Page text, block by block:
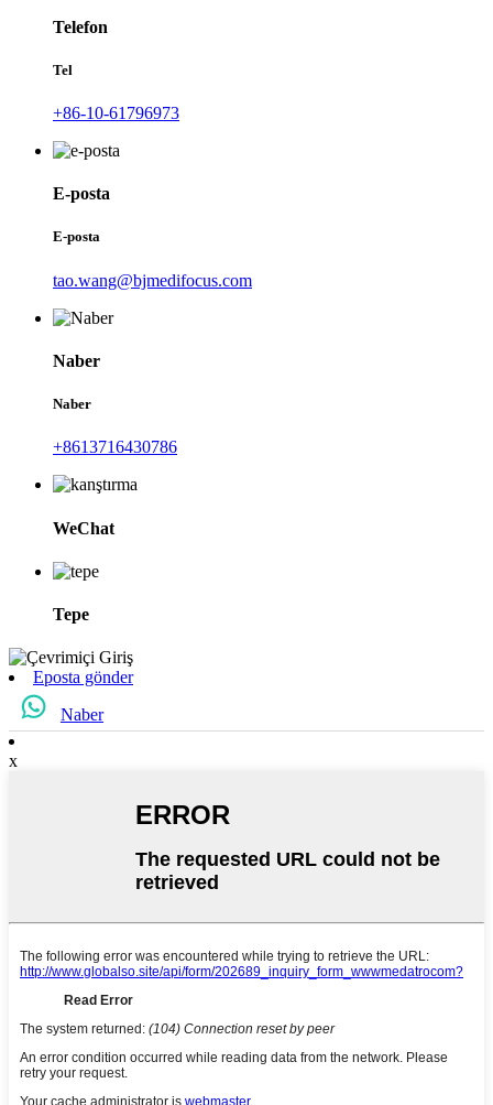
Telefon
Tel
+86-10-61796973
E-posta
E-posta
tao.wang@bjmedifocus.com
Naber
Naber
+8613716430786
WeChat
Tepe
Eposta gönder
Naber
x